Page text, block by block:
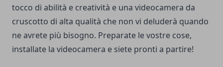
tocco di abilità e creatività e una videocamera da
cruscotto di alta qualità che non vi deluderà quando
ne avrete più bisogno. Preparate le vostre cose,
installate la videocamera e siete pronti a partire!